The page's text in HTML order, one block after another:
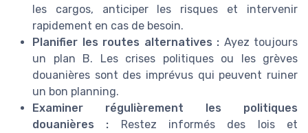
les cargos, anticiper les risques et intervenir
rapidement en cas de besoin.
Planifier les routes alternatives : Ayez toujours
un plan B. Les crises politiques ou les grèves
douanières sont des imprévus qui peuvent ruiner
un bon planning.
Examiner régulièrement les politiques
douanières : Restez informés des lois et